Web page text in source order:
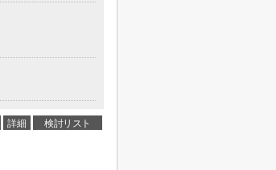
詳細 検討リスト